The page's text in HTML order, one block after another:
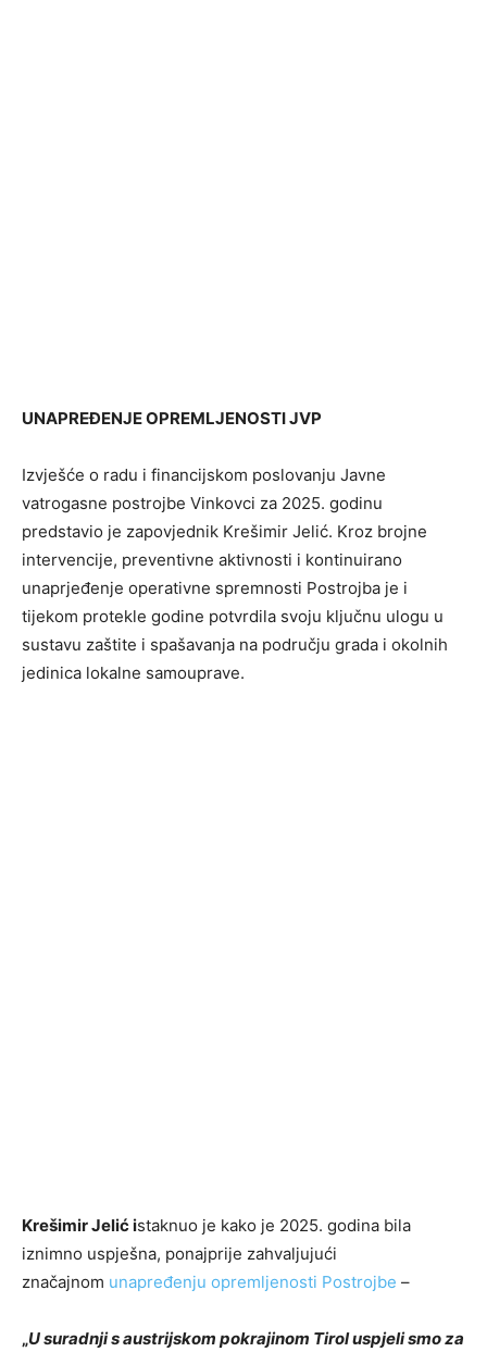
UNAPREĐENJE OPREMLJENOSTI JVP
Izvješće o radu i financijskom poslovanju Javne
vatrogasne postrojbe Vinkovci za 2025. godinu
predstavio je zapovjednik Krešimir Jelić. Kroz brojne
intervencije, preventivne aktivnosti i kontinuirano
unaprjeđenje operativne spremnosti Postrojba je i
tijekom protekle godine potvrdila svoju ključnu ulogu u
sustavu zaštite i spašavanja na području grada i okolnih
jedinica lokalne samouprave.
Krešimir Jelić istaknuo je kako je 2025. godina bila
iznimno uspješna, ponajprije zahvaljujući
značajnom unapređenju opremljenosti Postrojbe –
„U suradnji s austrijskom pokrajinom Tirol uspjeli smo za